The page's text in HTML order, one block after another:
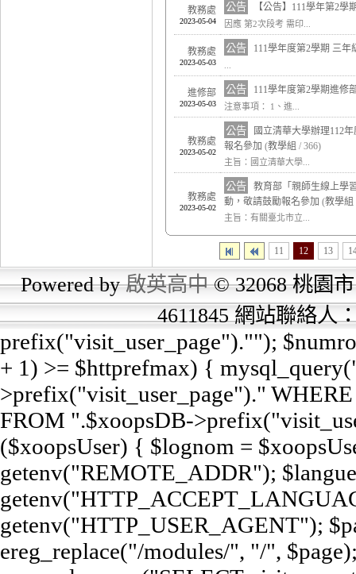
教務處
2023-05-04
公告 【公告】111學年第2
因應 第2次段考 需印...
教務處
2023-05-03
公告 111學年度第2學期 三
進修部
2023-05-03
公告 111學年度第2學期進修
注意事項： 1、進...
教務處
2023-05-02
公告
國立清華大學辦理112
報名參加 (教學組 / 366)
主旨：國立清華大學...
教務處
2023-05-02
公告
教育部「親師生線上學
動，敬請鼓勵報名參加 (教學組
主旨：有關臺北市立...
11 12 13
Powered by啟英高中© 32068 桃園市
4611845 網站聯絡人
prefix("visit_user_page")."");
+ 1) >= $httprefmax) {
>prefix("visit_user_page")."
FROM ".$xoopsDB-
($xoopsUser) { $lognom =
getenv("REMOTE_ADDR");
getenv("HTTP_USER_AGENT");
ereg_replace("/modules/", "/",